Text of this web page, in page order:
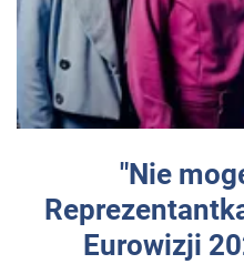
"Nie
Eurowizji